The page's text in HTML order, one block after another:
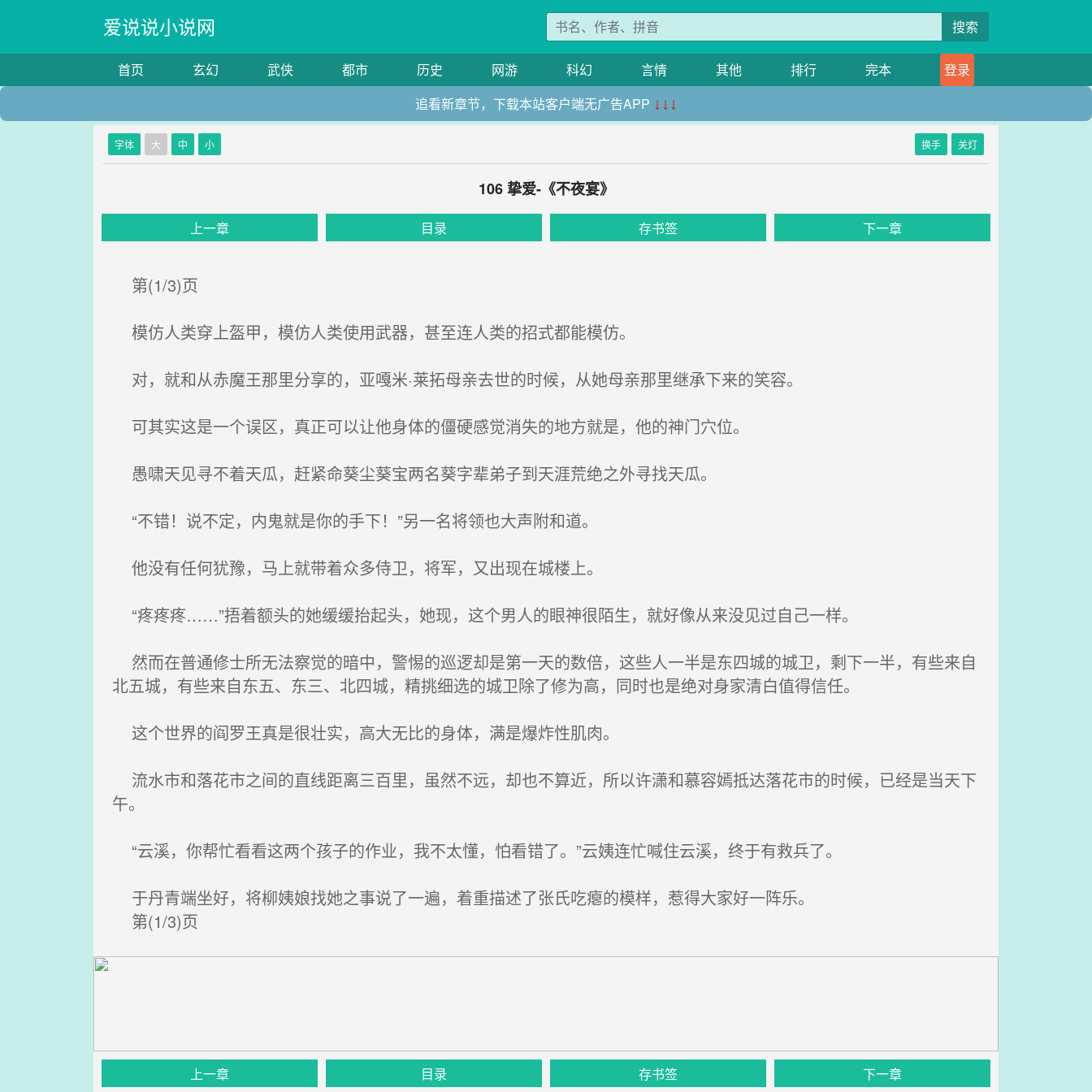
爱说说小说网 搜索
首页 玄幻 武侠 都市 历史 网游 科幻 言情 其他 排行 完本
登录
追看新章节，下载本站客户端无广告APP ↓↓↓
字体 大 中 小 换手 关灯
106 挚爱-《不夜宴》
上一章 目录 存书签 下一章
第(1/3)页
模仿人类穿上盔甲，模仿人类使用武器，甚至连人类的招式都能模仿。
对，就和从赤魔王那里分享的，亚嘎米·莱拓母亲去世的时候，从她母亲那里继承下来的笑容。
可其实这是一个误区，真正可以让他身体的僵硬感觉消失的地方就是，他的神门穴位。
愚啸天见寻不着天瓜，赶紧命葵尘葵宝两名葵字辈弟子到天涯荒绝之外寻找天瓜。
“不错！说不定，内鬼就是你的手下！”另一名将领也大声附和道。
他没有任何犹豫，马上就带着众多侍卫，将军，又出现在城楼上。
“疼疼疼……”捂着额头的她缓缓抬起头，她现，这个男人的眼神很陌生，就好像从来没见过自己一样。
然而在普通修士所无法察觉的暗中，警惕的巡逻却是第一天的数倍，这些人一半是东四城的城卫，剩下一半，有些来自
北五城，有些来自东五、东三、北四城，精挑细选的城卫除了修为高，同时也是绝对身家清白值得信任。
这个世界的阎罗王真是很壮实，高大无比的身体，满是爆炸性肌肉。
流水市和落花市之间的直线距离三百里，虽然不远，却也不算近，所以许潇和慕容嫣抵达落花市的时候，已经是当天下
午。
“云溪，你帮忙看看这两个孩子的作业，我不太懂，怕看错了。”云姨连忙喊住云溪，终于有救兵了。
于丹青端坐好，将柳姨娘找她之事说了一遍，着重描述了张氏吃瘪的模样，惹得大家好一阵乐。
第(1/3)页
上一章 目录 存书签 下一章